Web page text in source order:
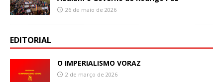
26 de maio de 2026
EDITORIAL
O IMPERIALISMO VORAZ
2 de março de 2026